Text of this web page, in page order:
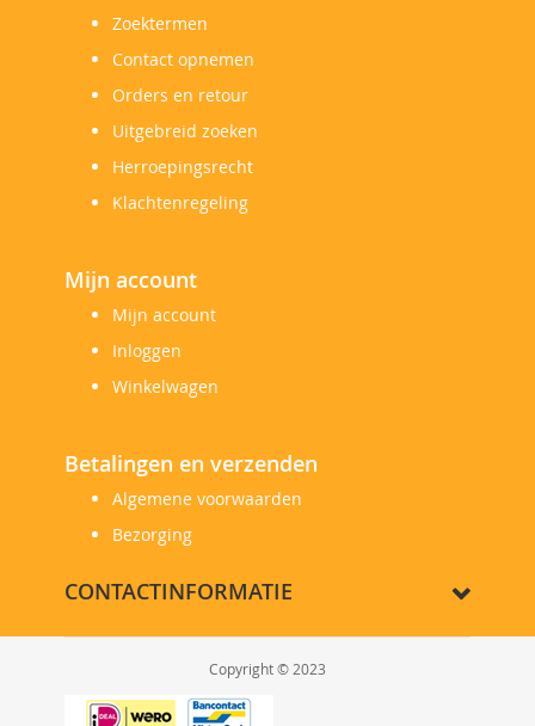
Zoektermen
Contact opnemen
Orders en retour
Uitgebreid zoeken
Herroepingsrecht
Klachtenregeling
Mijn account
Mijn account
Inloggen
Winkelwagen
Betalingen en verzenden
Algemene voorwaarden
Bezorging
CONTACTINFORMATIE
Copyright © 2023